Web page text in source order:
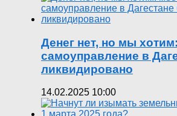
Денег нет, но мы
самоуправление в
ликвидировано
14.02.2025 10:00